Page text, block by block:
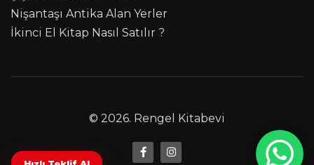
Nişantaşı Antika Alan Yerler
İkinci El Kitap Nasıl Satılır ?
© 2026. Rengel Kitabevi